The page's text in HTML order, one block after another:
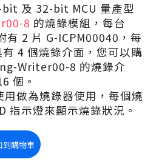
及 32-bit MCU 量產型
8 的燒錄模組，每台
2 片 G-ICPM00040，每
4 個燒錄介面，您可以購
Writer00-8 的燒錄介
個。
做為燒錄器使用，每個燒
指示燈來顯示燒錄狀況。
到購物車